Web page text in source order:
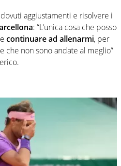
aggiustamenti e risolvere i
: “L’unica cosa che posso
continuare ad allenarmi, per
che non sono andate al meglio”